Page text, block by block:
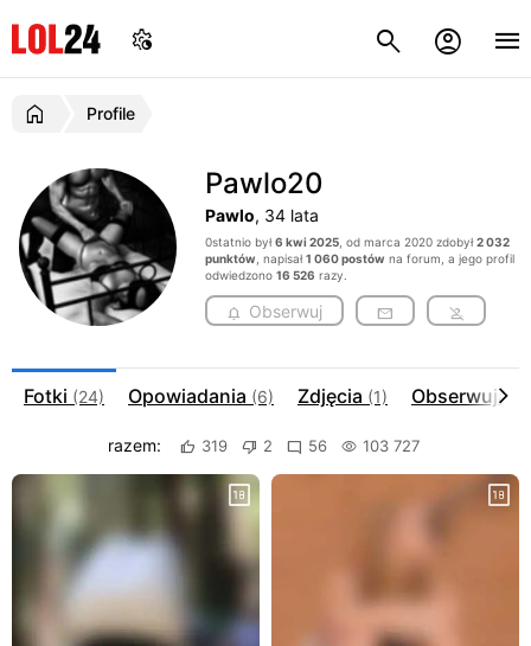
Profile
Pawlo20
Pawlo, 34 lata
0statnio był6 kwi 2025, od marca 2020 zdobył2 032
punktów , napisał1 060 postów na forum, a jego profil
odwiedzono 16 526 razy.
Obserwuj
Fotki (24) Opowiadania (6) Zdjęcia (1)
razem: 319 2 56 103 727